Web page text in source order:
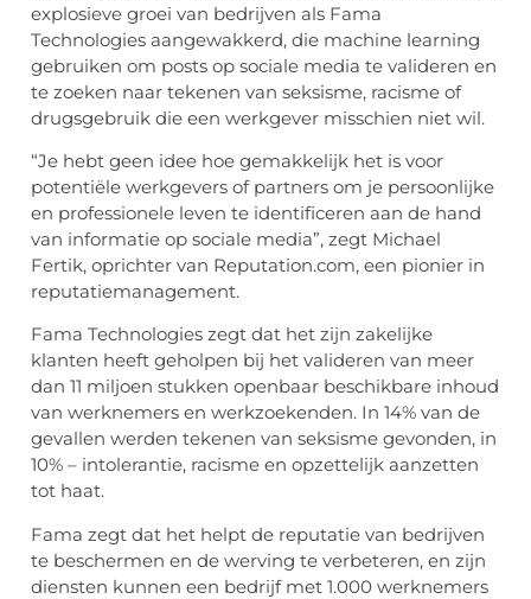
explosieve groei van bedrijven als Fama
Technologies aangewakkerd, die machine learning
gebruiken om posts op sociale media te valideren en
te zoeken naar tekenen van seksisme, racisme of
drugsgebruik die een werkgever misschien niet wil.
“Je hebt geen idee hoe gemakkelijk het is voor
potentiële werkgevers of partners om je persoonlijke
en professionele leven te identificeren aan de hand
van informatie op sociale media”, zegt Michael
Fertik, oprichter van Reputation.com, een pionier in
reputatiemanagement.
Fama Technologies zegt dat het zijn zakelijke
klanten heeft geholpen bij het valideren van meer
dan 11 miljoen stukken openbaar beschikbare inhoud
van werknemers en werkzoekenden. In 14% van de
gevallen werden tekenen van seksisme gevonden, in
10% – intolerantie, racisme en opzettelijk aanzetten
tot haat.
Fama zegt dat het helpt de reputatie van bedrijven
te beschermen en de werving te verbeteren, en zijn
diensten kunnen een bedrijf met 1.000 werknemers